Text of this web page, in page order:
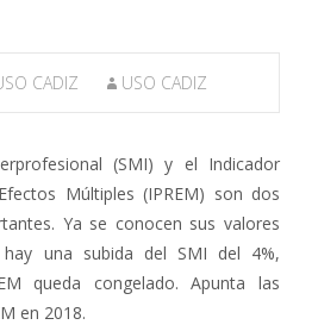
CADIZ USO CADIZ
(SMI) y el Indicador
Múltiples (IPREM) son dos
Ya se conocen sus valores
una subida del SMI del 4%,
queda congelado. Apunta las
en 2018.